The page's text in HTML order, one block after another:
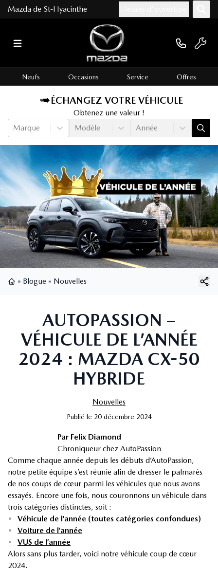
Mazda de St-Hyacinthe
Neufs Occasions Service Offres
ÉCHANGEZ VOTRE VÉHICULE
Obtenez une valeur !
Marque
Modèle Année
» Blogue » Nouvelles
AUTOPASSION –
VÉHICULE DE L’ANNÉE
2024 : MAZDA CX-50
HYBRIDE
Nouvelles
Publié le 20 décembre 2024
Par Felix Diamond
Chroniqueur chez AutoPassion
Comme chaque année depuis les débuts d’AutoPassion,
notre petite équipe s’est réunie afin de dresser le palmarès
de nos coups de cœur parmi les véhicules que nous avons
essayés. Encore une fois, nous couronnons un véhicule dans
trois catégories distinctes, soit :
•
Véhicule de l’année (toutes catégories confondues)
•
Voiture de l’année
•
VUS de l’année
Alors sans plus tarder, voici notre véhicule coup de cœur
2024.